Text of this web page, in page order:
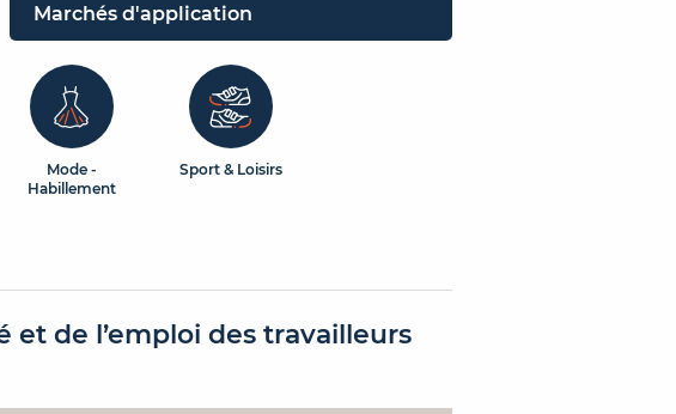
Marchés d'application
Mode -
Habillement
Sport & Loisirs
et de l’emploi des travailleurs